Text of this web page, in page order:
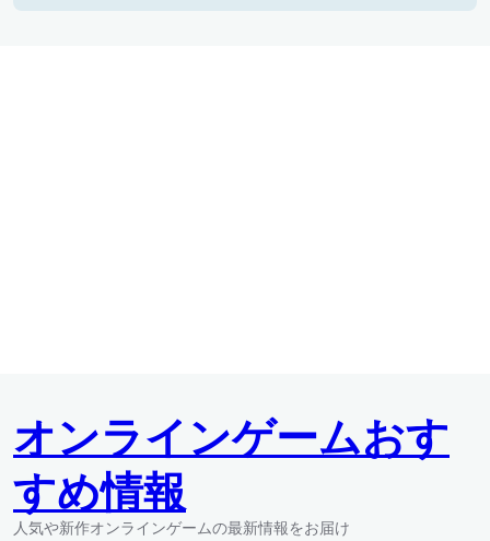
オンラインゲームおす
すめ情報
人気や新作オンラインゲームの最新情報をお届け